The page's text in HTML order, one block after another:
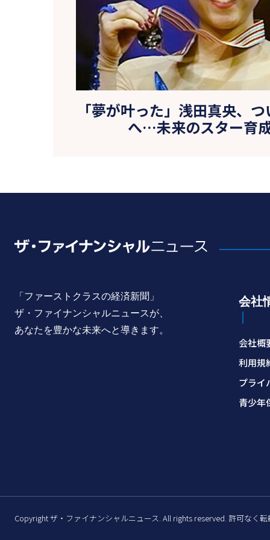
「夢が叶った」浅田真央、
へ…未来のスター育
「ファーストクラスの経済新聞」
ザ・ファイナンシャルニュースが、
あなたを豊かな未来へと導きます。
会社
会社概
利用規
プライ
青少年
Copyright ザ・ファイナンシャルニュース. All rights reserved. 許可なく